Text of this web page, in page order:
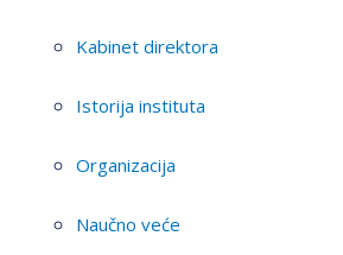
Kabinet direktora
Istorija instituta
Organizacija
Naučno veće